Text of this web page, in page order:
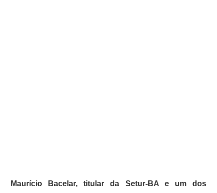
Maurício Bacelar, titular da Setur-BA e um dos